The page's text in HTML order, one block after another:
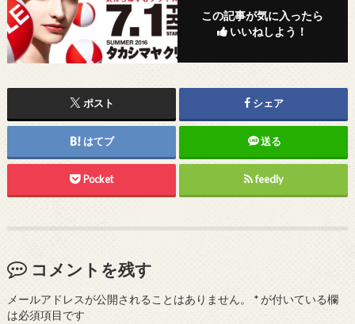
この記事が気に入ったら
いいねしよう！
ポスト シェア
はてブ 送る
Pocket feedly
コメントを残す
メールアドレスが公開されることはありません。 *が付いている欄
は必須項目です